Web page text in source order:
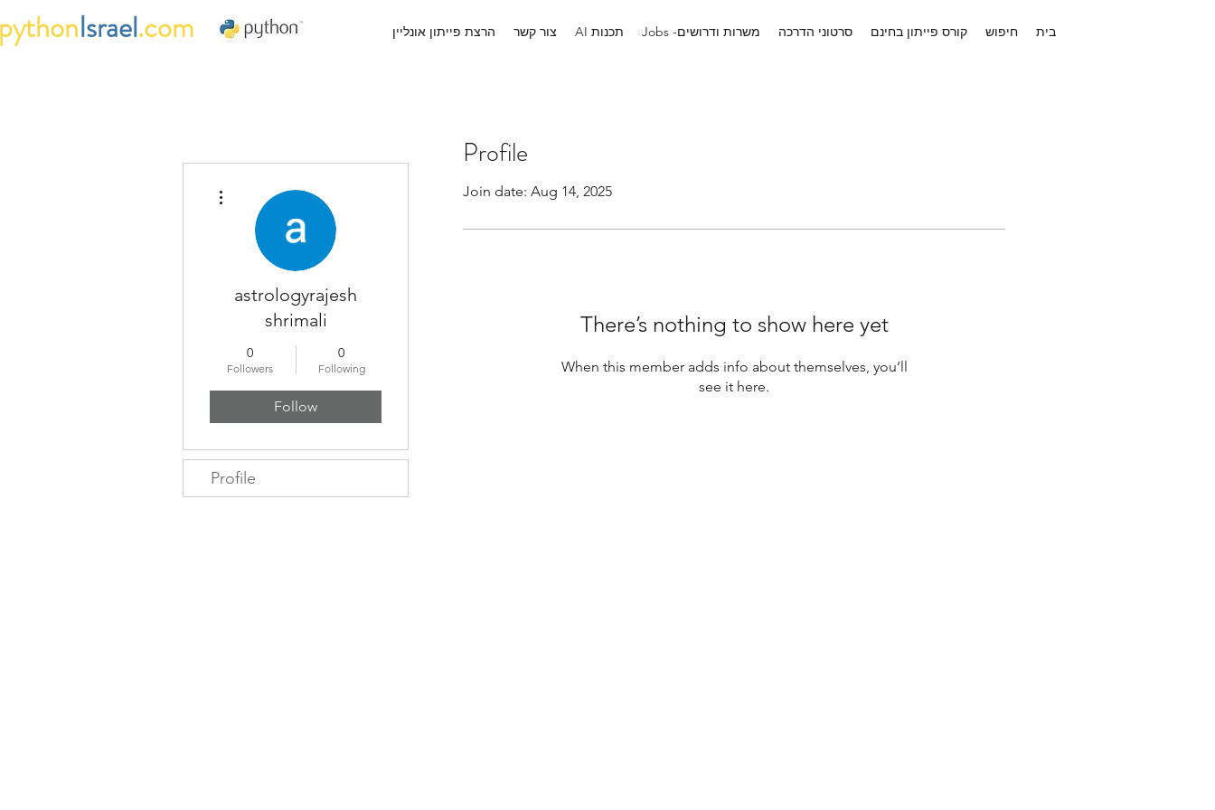
Israel.com הרצת פייתון אונליין צור קשר AI תכנות Jobs -משרות ודרושים סרטוני הדרכה קורס פייתון בחינם חיפוש בית
Profile
Join date: Aug 14, 2025
There’s nothing to show here yet
When this member adds info about themselves, you’ll
see it here.
astrologyrajesh
shrimali
0
Followers
0
Following
Follow
Profile